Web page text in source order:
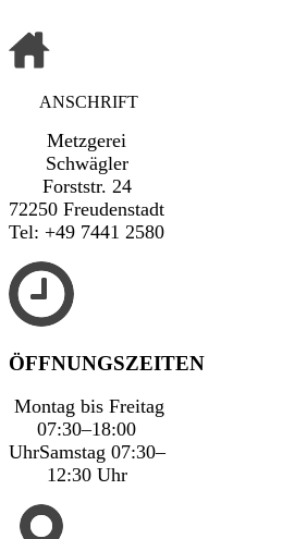
ANSCHRIFT
Metzgerei
Schwägler
Forststr. 24
72250 Freudenstadt
Tel: +49 7441 2580
ÖFFNUNGSZEITEN
Montag bis Freitag
07:30–18:00
UhrSamstag 07:30–
12:30 Uhr